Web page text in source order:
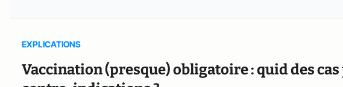
EXPLICATIONS
Vaccination (presque) obligatoire : quid des